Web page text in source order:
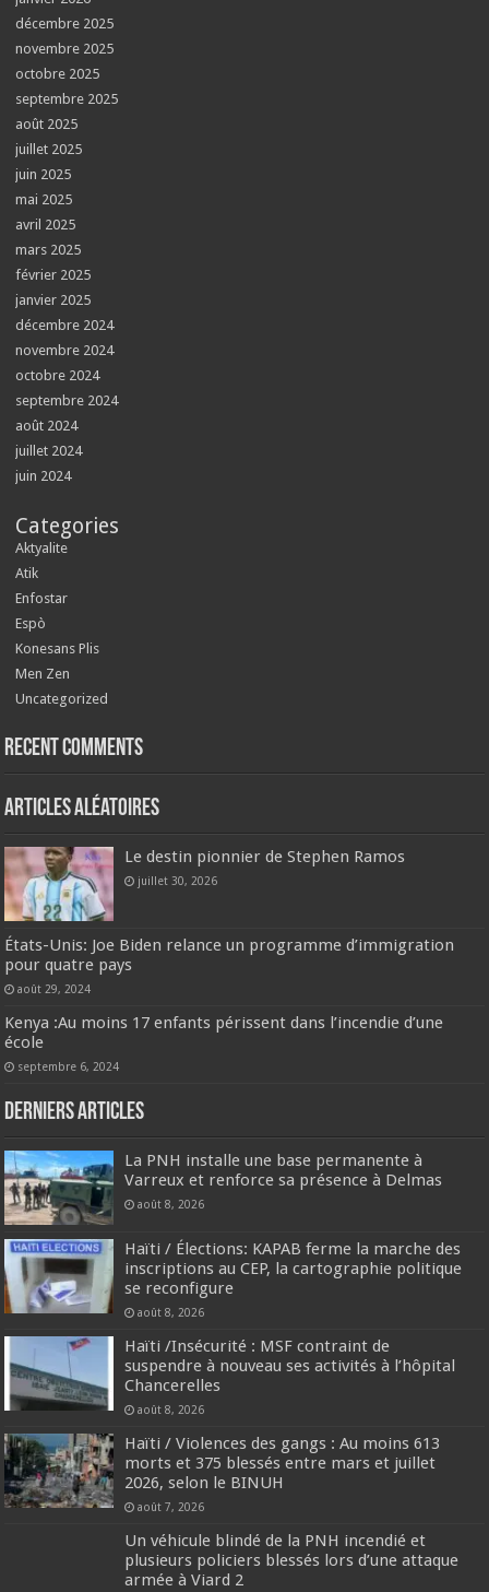
décembre 2025
novembre 2025
octobre 2025
septembre 2025
août 2025
juillet 2025
juin 2025
mai 2025
avril 2025
mars 2025
février 2025
janvier 2025
décembre 2024
novembre 2024
octobre 2024
septembre 2024
août 2024
juillet 2024
juin 2024
Categories
Aktyalite
Atik
Enfostar
Espò
Konesans Plis
Men Zen
Uncategorized
Recent Comments
Articles aléatoires
Le destin pionnier de Stephen Ramos
juillet 30, 2026
États-Unis: Joe Biden relance un programme d’immigration
pour quatre pays
août 29, 2024
Kenya :Au moins 17 enfants périssent dans l’incendie d’une
école
septembre 6, 2024
Derniers articles
La PNH installe une base permanente à
Varreux et renforce sa présence à Delmas
août 8, 2026
Haïti / Élections: KAPAB ferme la marche des
inscriptions au CEP, la cartographie politique
se reconfigure
août 8, 2026
Haïti /Insécurité : MSF contraint de
suspendre à nouveau ses activités à l’hôpital
Chancerelles
août 8, 2026
Haïti / Violences des gangs : Au moins 613
morts et 375 blessés entre mars et juillet
2026, selon le BINUH
août 7, 2026
Un véhicule blindé de la PNH incendié et
plusieurs policiers blessés lors d’une attaque
armée à Viard 2